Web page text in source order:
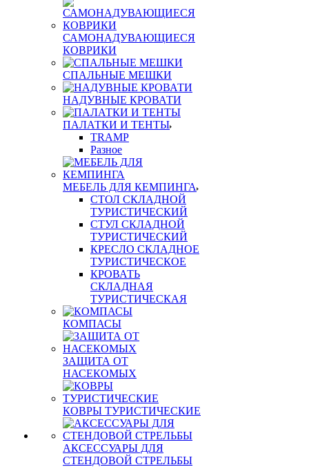
САМОНАДУВАЮЩИЕСЯ
КОВРИКИ
СПАЛЬНЫЕ МЕШКИ
НАДУВНЫЕ КРОВАТИ
ПАЛАТКИ И ТЕНТЫ
TRAMP
Разное
МЕБЕЛЬ ДЛЯ КЕМПИНГА
СТОЛ СКЛАДНОЙ
ТУРИСТИЧЕСКИЙ
СТУЛ СКЛАДНОЙ
ТУРИСТИЧЕСКИЙ
КРЕСЛО СКЛАДНОЕ
ТУРИСТИЧЕСКОЕ
КРОВАТЬ
СКЛАДНАЯ
ТУРИСТИЧЕСКАЯ
КОМПАСЫ
ЗАЩИТА ОТ
НАСЕКОМЫХ
КОВРЫ ТУРИСТИЧЕСКИЕ
АКСЕССУАРЫ ДЛЯ
СТЕНДОВОЙ СТРЕЛЬБЫ